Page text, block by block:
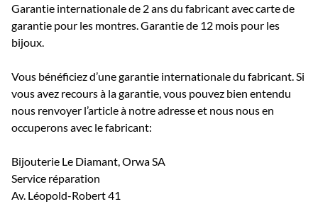
Garantie internationale de 2 ans du fabricant avec carte de
garantie pour les montres. Garantie de 12 mois pour les
bijoux.
Vous bénéficiez d’une garantie internationale du fabricant. Si
vous avez recours à la garantie, vous pouvez bien entendu
nous renvoyer l’article à notre adresse et nous nous en
occuperons avec le fabricant:
Bijouterie Le Diamant, Orwa SA
Service réparation
Av. Léopold-Robert 41